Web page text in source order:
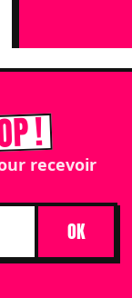
!
recevoir
OK